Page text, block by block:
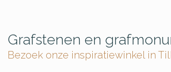
Grafstenen en
Bezoek onze inspiratiewinkel in